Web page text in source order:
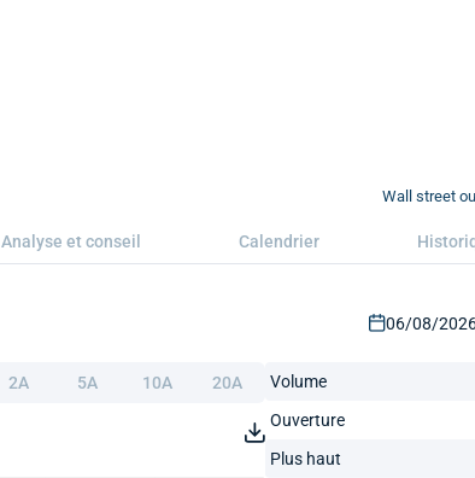
Wall street
Analyse et conseil Calendrier
06/08/
2A 5A 10A 20A Volume
Ouverture
Plus haut